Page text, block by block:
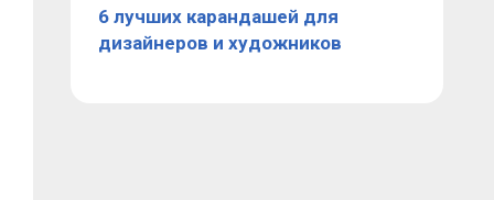
6 лучших карандашей для
дизайнеров и художников